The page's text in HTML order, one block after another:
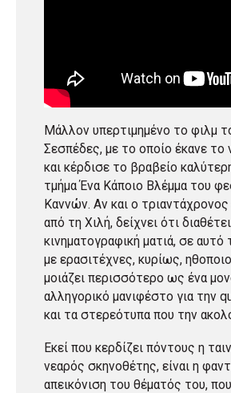
Μάλλον υπερτιμημένο το φιλμ
Σεσπέδες, με το οποίο έκανε το
και κέρδισε το βραβείο
τμήμα Ένα Κάποιο Βλέμμα του
Καννών. Αν και ο
από τη Χιλή, δείχνει ότι
κινηματογραφική ματιά, σε
με ερασιτέχνες, κυρίως,
μοιάζει περισσότερο ως ένα
αλληγορικό μανιφέστο για την
και τα στερεότυπα που την
Εκεί που κερδίζει πόντους η
νεαρός σκηνοθέτης, είναι η
απεικόνιση του θέματός του,